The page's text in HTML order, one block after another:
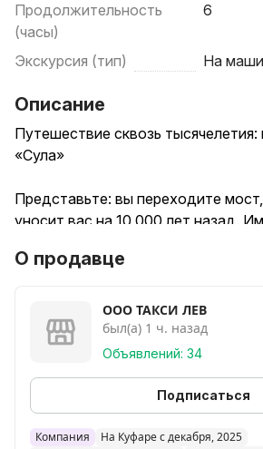
Продолжительность
(часы)
6
Экскурсия (тип) На
Описание
Путешествие сквозь тысячелетия:
«Сула»
Представьте: вы переходите
уносит вас на 10 000 лет назад.
не просто музей под открытым
через все ключевые эпохи истории
Вас ждёт уникальный маршрут по
времени». Вы начнёте с эпохи
загадочный кромлех «Врата всех
капище и стоянку первобытного
настоящим жилищем из шкур.
О продавце
ООО ТАКСИ ЛЕВ
был(а) 1 ч. назад
Объявлений: 34
Подписаться
Компания
На Куфаре с декабря, 2025